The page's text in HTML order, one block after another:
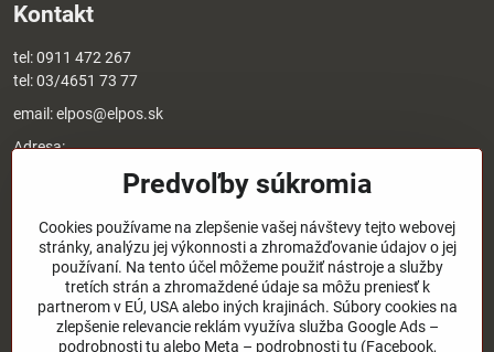
Kontakt
tel:0911 472 267
tel:03/4651 73 77
email:elpos@elpos.sk
Adresa:
Štefánikova 1470/50c
Otváracie hodiny:
8:00 - 17:00 pondelok - piatok
8:00 - 12:00 sobota
Nedeľa - zatvorené
Predvoľby súkromia
Cookies používame na zlepšenie vašej návštevy tejto webovej
stránky, analýzu jej výkonnosti a zhromažďovanie údajov o jej
používaní. Na tento účel môžeme použiť nástroje a služby
tretích strán a zhromaždené údaje sa môžu preniesť k
partnerom v EÚ, USA alebo iných krajinách. Súbory cookies na
zlepšenie relevancie reklám využíva služba Google Ads –
podrobnosti tu alebo Meta – podrobnosti tu (Facebook,